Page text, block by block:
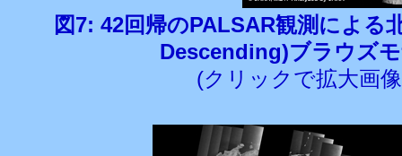
図7: 42回帰のPALSAR観測による
Descending)ブラウズ
(クリックで拡大画